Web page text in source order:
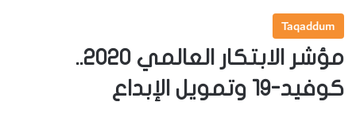
Taqaddum
مؤشر الابتكار العالمي 2020..
كوفيد-19 وتمويل الإبداع